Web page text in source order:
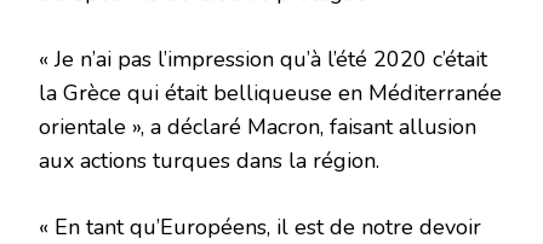
« Je n’ai pas l’impression qu’à l’été 2020 c’était
la Grèce qui était belliqueuse en Méditerranée
orientale », a déclaré Macron, faisant allusion
aux actions turques dans la région.
« En tant qu’Européens, il est de notre devoir